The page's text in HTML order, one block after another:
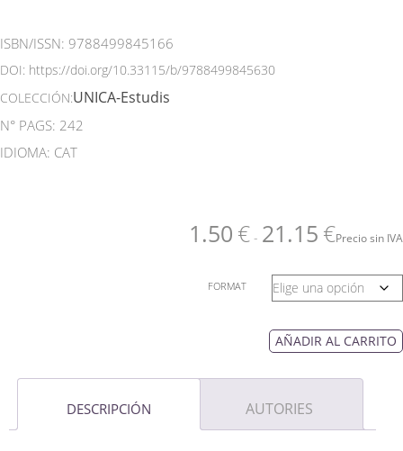
ISBN/ISSN: 9788499845166
DOI: https://doi.org/10.33115/b/9788499845630
COLECCIÓN:UNICA-Estudis
N° PAGS: 242
IDIOMA: CAT
1.50 € - 21.15 €Precio sin IVA
FORMAT
AÑADIR AL CARRITO
DESCRIPCIÓN AUTORIES